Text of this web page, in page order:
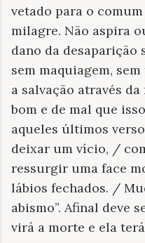
vetado para o
milagre. Não aspira
dano da desaparição
sem maquiagem,
a salvação através
bom e de mal que
aqueles últimos
deixar um vício, /
ressurgir uma face
lábios fechados. /
abismo”. Afinal deve
virá a morte e ela